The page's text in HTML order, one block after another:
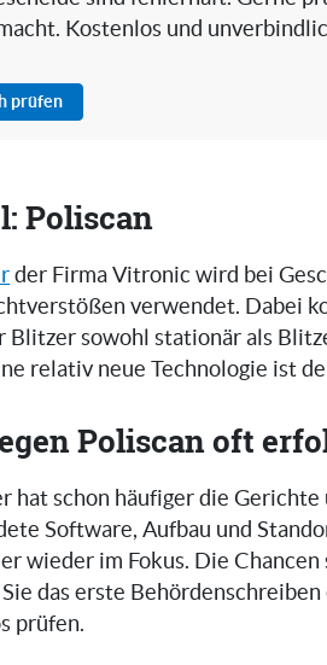
Kostenlos und
prüfen
Poliscan
der Firma Vitronic wird bei
verwendet. Dabei
Blitzer sowohl stationär als
relativ neue Technologie ist
Poliscan oft
hat schon häufiger die
Software, Aufbau und
wieder im Fokus. Die
das erste
prüfen.